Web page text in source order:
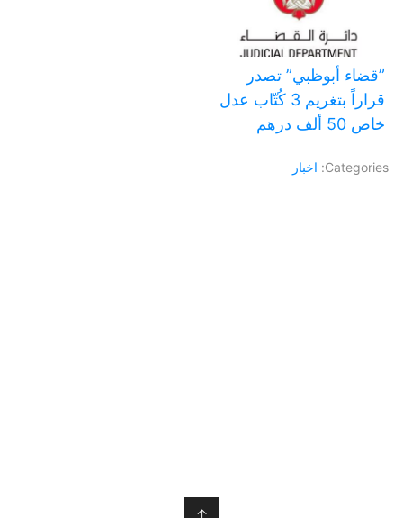
‏”قضاء أبوظبي” تصدر
قراراً بتغريم 3 كُتّاب عدل
خاص 50 ألف درهم
Categories: اخبار
↑